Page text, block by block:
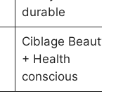
durable
Ciblage Beauty
+ Health
conscious